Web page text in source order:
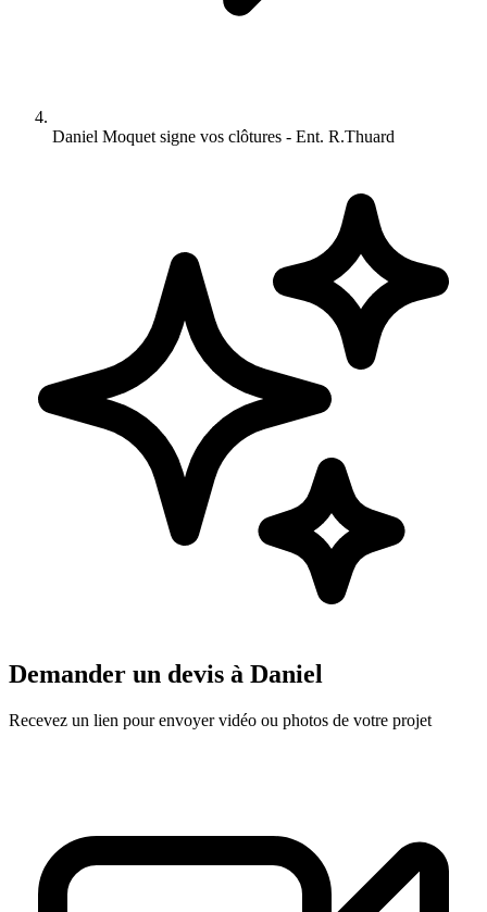
Daniel Moquet signe vos clôtures - Ent. R.Thuard
Demander un devis à Daniel
Recevez un lien pour envoyer vidéo ou photos de votre projet